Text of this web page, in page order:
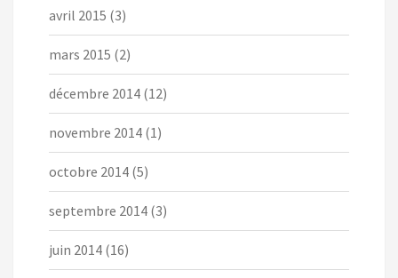
avril 2015 (3)
mars 2015 (2)
décembre 2014 (12)
novembre 2014 (1)
octobre 2014 (5)
septembre 2014 (3)
juin 2014 (16)